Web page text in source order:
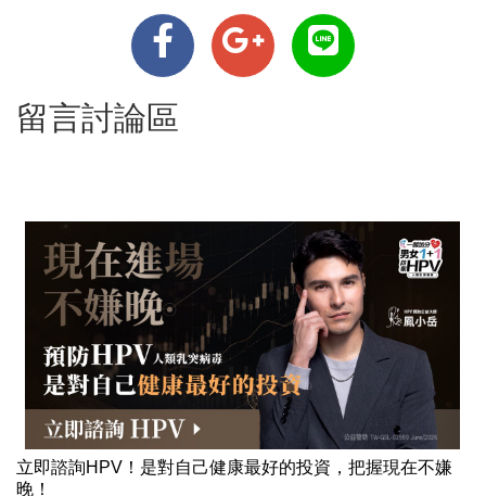
留言討論區
立即諮詢HPV！是對自己健康最好的投資，把握現在不嫌
晚！